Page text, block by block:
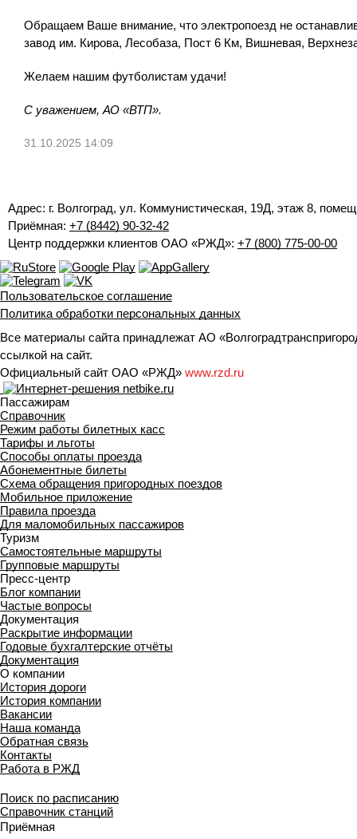
Обращаем Ваше внимание, что электропоезд не
завод им. Кирова, Лесобаза, Пост 6 Км, Вишневая,
Желаем нашим футболистам удачи!
С уважением, АО «ВТП».
31.10.2025 14:09
Адрес: г. Волгоград, ул. Коммунистическая, 19Д, этаж 8,
Приёмная: +7 (8442) 90-32-42
Центр поддержки клиентов ОАО «РЖД»: +7 (800) 775-00-00
Пользовательское соглашение
Политика обработки персональных данных
Все материалы сайта принадлежат АО
ссылкой на сайт.
Официальный сайт ОАО «РЖД» www.rzd.ru
Пассажирам
Справочник
Режим работы билетных касс
Тарифы и льготы
Способы оплаты проезда
Абонементные билеты
Схема обращения пригородных поездов
Мобильное приложение
Правила проезда
Для маломобильных пассажиров
Туризм
Самостоятельные маршруты
Групповые маршруты
Пресс-центр
Блог компании
Частые вопросы
Документация
Раскрытие информации
Годовые бухгалтерские отчёты
Документация
О компании
История дороги
История компании
Вакансии
Наша команда
Обратная связь
Контакты
Работа в РЖД
Поиск по расписанию
Справочник станций
Приёмная